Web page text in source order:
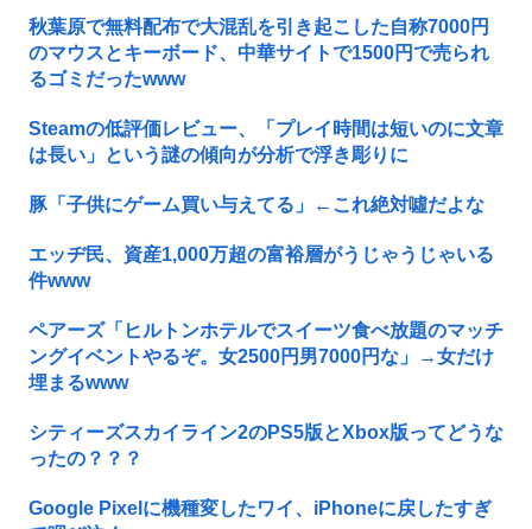
秋葉原で無料配布で大混乱を引き起こした自称7000円
のマウスとキーボード、中華サイトで1500円で売られ
るゴミだったwww
Steamの低評価レビュー、「プレイ時間は短いのに文章
は長い」という謎の傾向が分析で浮き彫りに
豚「子供にゲーム買い与えてる」←これ絶対噓だよな
エッヂ民、資産1,000万超の富裕層がうじゃうじゃいる
件www
ペアーズ「ヒルトンホテルでスイーツ食べ放題のマッチ
ングイベントやるぞ。女2500円男7000円な」→女だけ
埋まるwww
シティーズスカイライン2のPS5版とXbox版ってどうな
ったの？？？
Google Pixelに機種変したワイ、iPhoneに戻したすぎ